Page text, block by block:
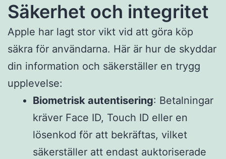
Säkerhet och integritet
Apple har lagt stor vikt vid att göra köp
säkra för användarna. Här är hur de skyddar
din information och säkerställer en trygg
upplevelse:
Biometrisk autentisering: Betalningar
kräver Face ID, Touch ID eller en
lösenkod för att bekräftas, vilket
säkerställer att endast auktoriserade